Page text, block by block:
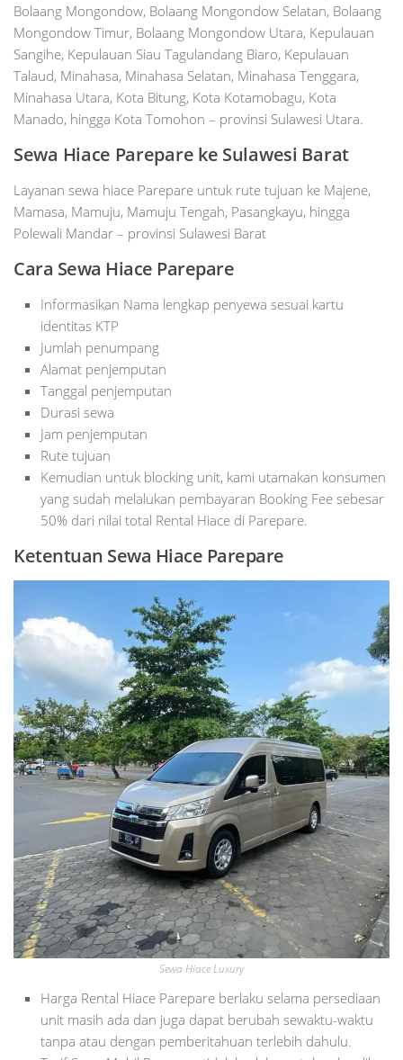
Bolaang Mongondow, Bolaang Mongondow Selatan, Bolaang
Mongondow Timur, Bolaang Mongondow Utara, Kepulauan
Sangihe, Kepulauan Siau Tagulandang Biaro, Kepulauan
Talaud, Minahasa, Minahasa Selatan, Minahasa Tenggara,
Minahasa Utara, Kota Bitung, Kota Kotamobagu, Kota
Manado, hingga Kota Tomohon – provinsi Sulawesi Utara.
Sewa Hiace Parepare ke Sulawesi Barat
Layanan sewa hiace Parepare untuk rute tujuan ke Majene,
Mamasa, Mamuju, Mamuju Tengah, Pasangkayu, hingga
Polewali Mandar – provinsi Sulawesi Barat
Cara Sewa Hiace Parepare
Informasikan Nama lengkap penyewa sesuai kartu
identitas KTP
Jumlah penumpang
Alamat penjemputan
Tanggal penjemputan
Durasi sewa
Jam penjemputan
Rute tujuan
Kemudian untuk blocking unit, kami utamakan konsumen
yang sudah melalukan pembayaran Booking Fee sebesar
50% dari nilai total Rental Hiace di Parepare.
Ketentuan Sewa Hiace Parepare
Sewa Hiace Luxury
Harga Rental Hiace Parepare berlaku selama persediaan
unit masih ada dan juga dapat berubah sewaktu-waktu
tanpa atau dengan pemberitahuan terlebih dahulu.